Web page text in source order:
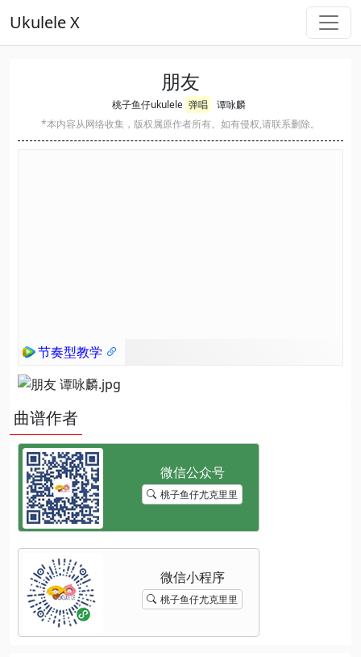
Ukulele X
朋友
桃子鱼仔ukulele 弹唱
谭咏麟
*本内容从网络收集，版权属原作者所有。如有侵权,请联系删除。
节奏型教学
曲谱作者
桃子鱼仔尤克里里
桃子鱼仔尤克里里